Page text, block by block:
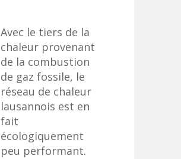
Avec le tiers de la
chaleur provenant
de la combustion
de gaz fossile, le
réseau de chaleur
lausannois est en
fait
écologiquement
peu performant.